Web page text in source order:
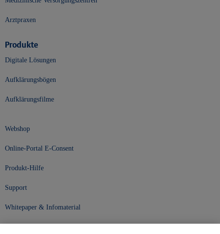
Arztpraxen
Produkte
Digitale Lösungen
Aufklärungsbögen
Aufklärungsfilme
Webshop
Online-Portal E-Consent
Produkt-Hilfe
Support
Whitepaper & Infomaterial